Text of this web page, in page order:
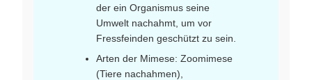
der ein Organismus seine
Umwelt nachahmt, um vor
Fressfeinden geschützt zu sein.
Arten der Mimese: Zoomimese
(Tiere nachahmen),